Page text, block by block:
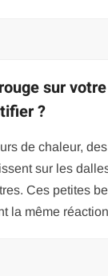
sur
?
de chaleur,
sur les
Ces petites
la même réaction